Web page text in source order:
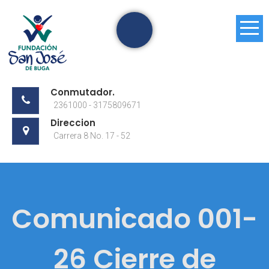
content
Conmutador.
2361000 - 3175809671
Direccion
Carrera 8 No. 17 - 52
Comunicado 001-
26 Cierre de